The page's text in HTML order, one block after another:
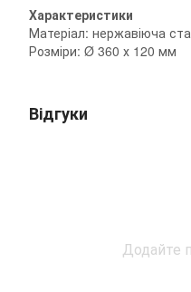
Характеристики
Матеріал: нержавіюча
Розміри: Ø 360 х 120 мм
Відгуки
Додайте